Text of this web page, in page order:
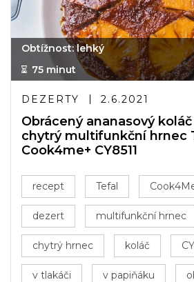
Obtížnost: lehký
75 minut
DEZERTY 2.6.2021
Obrácený ananasový
chytrý multifunkční hrnec
Cook4me+ CY8511
recept Tefal
dezert multifunkční hrnec
chytrý hrnec koláč
v tlakáči v papiňáku